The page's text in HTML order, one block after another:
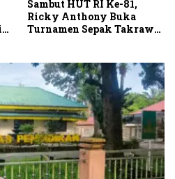
Sambut HUT RI Ke-81,
Ricky Anthony Buka
Turnamen Sepak Takraw